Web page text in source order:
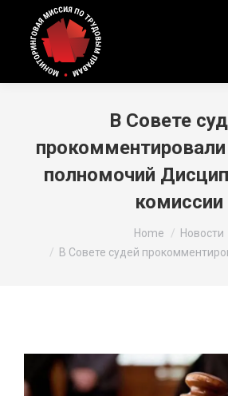
В Совете
полномочий
комиссии
Home
Новости
В Совете судей